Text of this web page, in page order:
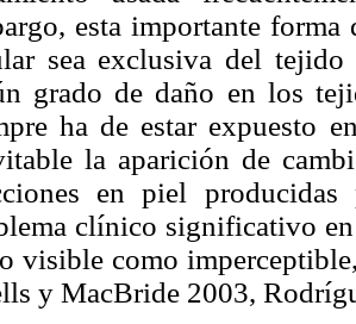
esta importante
sea exclusiva del
grado de daño en los
ha de estar expuesto
la aparición de
en piel
clínico significativo
visible como
y MacBride 2003,